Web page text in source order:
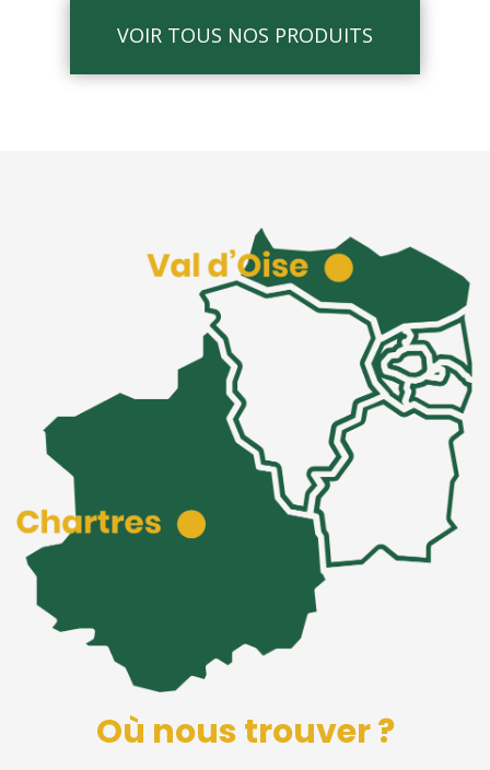
VOIR TOUS NOS PRODUITS
Où nous trouver ?